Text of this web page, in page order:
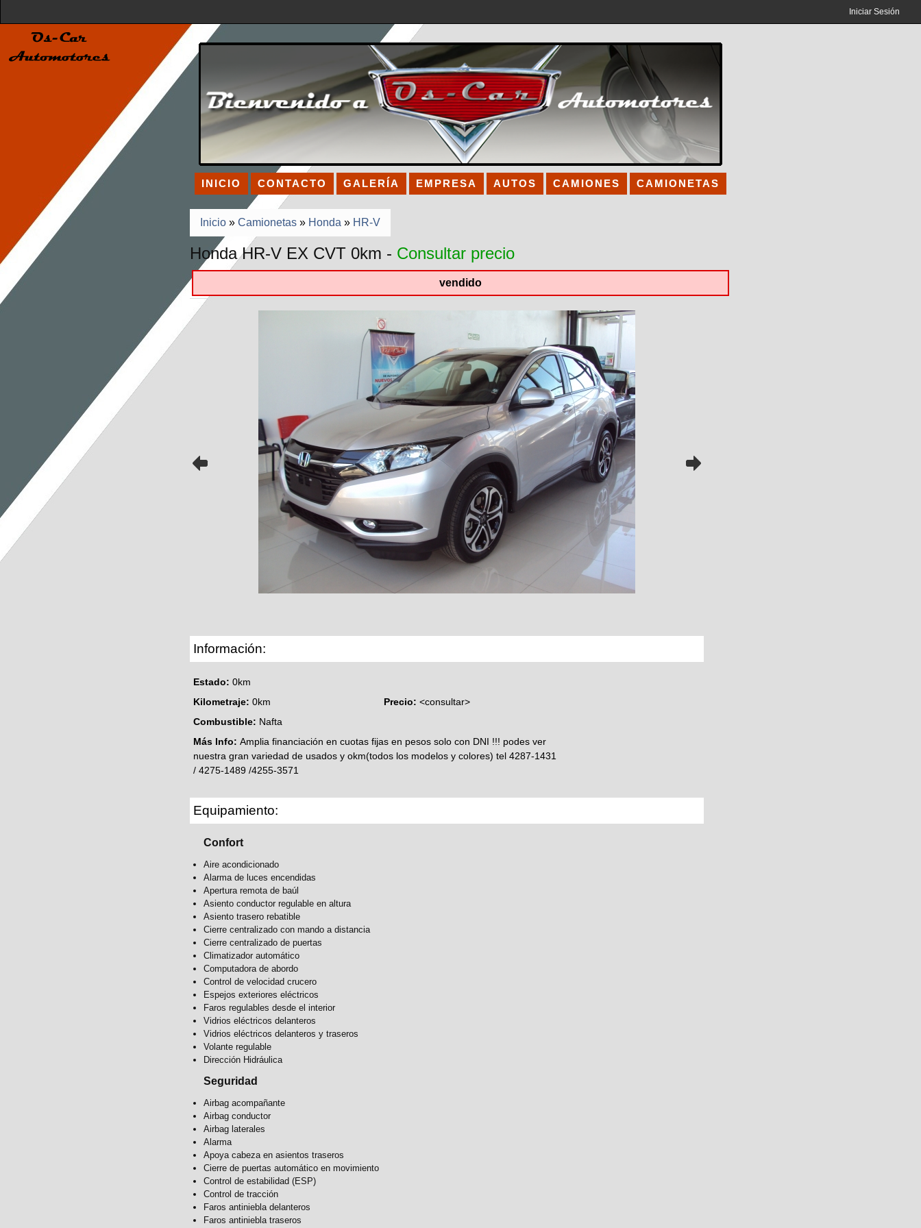
Iniciar Sesión
INICIO CONTACTO GALERÍA EMPRESA AUTOS CAMIONES CAMIONETAS
Inicio » Camionetas » Honda » HR-V
Honda HR-V EX CVT 0km - Consultar precio
vendido
Información:
Estado: 0km
Kilometraje: 0km Precio: <consultar>
Combustible: Nafta
Más Info: Amplia financiación en cuotas fijas en pesos solo con DNI !!! podes ver
nuestra gran variedad de usados y okm(todos los modelos y colores) tel 4287-1431
/ 4275-1489 /4255-3571
Equipamiento:
Confort
Aire acondicionado
Alarma de luces encendidas
Apertura remota de baúl
Asiento conductor regulable en altura
Asiento trasero rebatible
Cierre centralizado con mando a distancia
Cierre centralizado de puertas
Climatizador automático
Computadora de abordo
Control de velocidad crucero
Espejos exteriores eléctricos
Faros regulables desde el interior
Vidrios eléctricos delanteros
Vidrios eléctricos delanteros y traseros
Volante regulable
Dirección Hidráulica
Seguridad
Airbag acompañante
Airbag conductor
Airbag laterales
Alarma
Apoya cabeza en asientos traseros
Cierre de puertas automático en movimiento
Control de estabilidad (ESP)
Control de tracción
Faros antiniebla delanteros
Faros antiniebla traseros